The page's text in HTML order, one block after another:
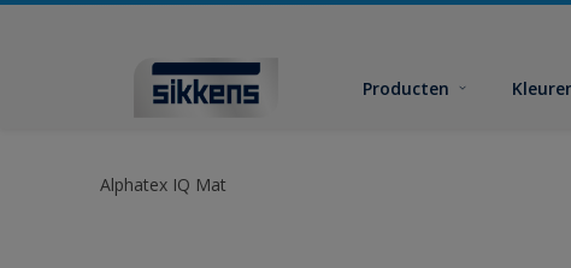
Producten
Alphatex IQ Mat